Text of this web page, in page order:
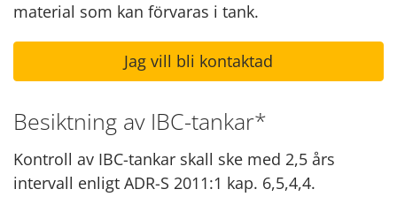
material som kan förvaras i tank.
Jag vill bli kontaktad
Besiktning av IBC-tankar*
Kontroll av IBC-tankar skall ske med 2,5 års
intervall enligt ADR-S 2011:1 kap. 6,5,4,4.